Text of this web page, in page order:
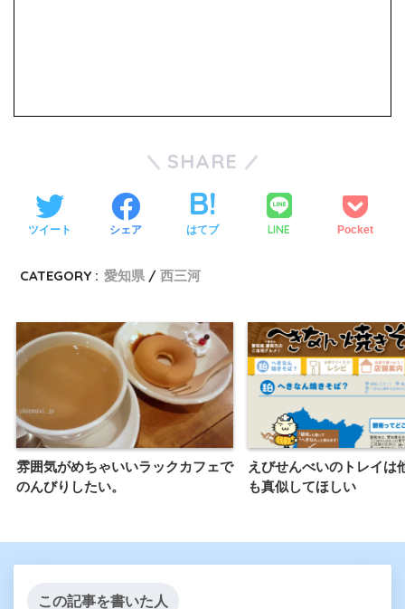
SHARE
ツイート シェア はてブ LINE Pocket
CATEGORY : 愛知県 西三河
雰囲気がめちゃいいラックカフェで
のんびりしたい。
えびせんべいのトレイは
も真似してほしい
この記事を書いた人